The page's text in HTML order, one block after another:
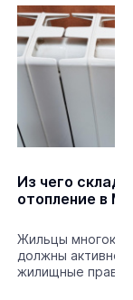
Из чего
отопление в
Жильцы
должны активно
жилищные права.